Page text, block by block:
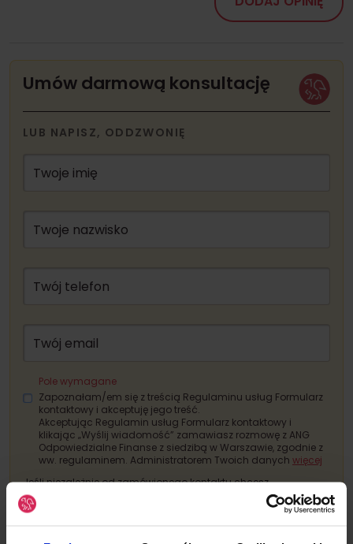
Umów darmową konsultację
LUB NAPISZ, ODDZWONIĘ
Twoje imię
Twoje nazwisko
Twój telefon
Twój email
Pole wymagane
Zapoznałam/em się z treścią Regulaminu usług Formularz
kontaktowy i akceptuję jego treść.
Akceptując Regulamin usług Formularz kontaktowy i
klikając „Wyślij wiadomość” zamawiasz rozmowę z ANG
Odpowiedzialne Finanse z siedzibą w Warszawie, zgodnie z
ww. regulaminem. Administratorem Twoich danych więcej
Jeśli niezależnie od zamówionego kontaktu chcesz
otrzymywać informacje o produktach i usługach ANG
Odpowiedzialne Finanse lub podmiotów z nią powiązanych,